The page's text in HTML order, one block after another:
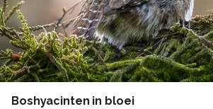
Boshyacinten in bloei